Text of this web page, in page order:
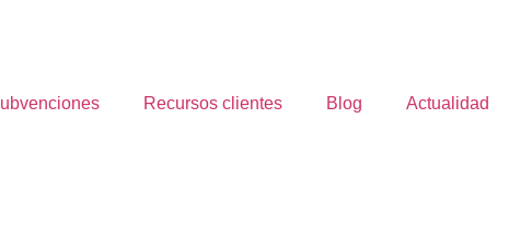
Recursos clientes Blog Actualidad